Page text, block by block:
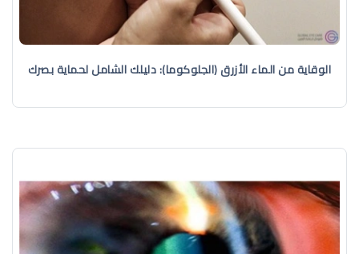
الوقاية من الماء الأزرق (الجلوكوما): دليلك الشامل لحماية بصرك